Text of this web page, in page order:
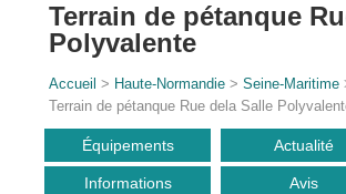
Terrain de pétanque
Polyvalente
Accueil > Haute-Normandie >Seine-Maritime
Terrain de pétanque Rue dela Salle
Équipements Actualité
Informations Avis